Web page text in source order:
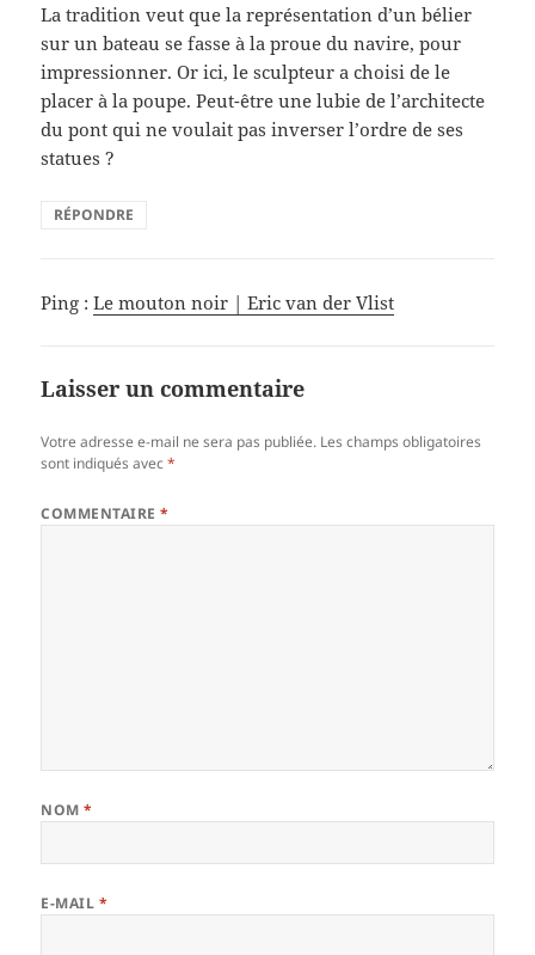
La tradition veut que la représentation d’un bélier
sur un bateau se fasse à la proue du navire, pour
impressionner. Or ici, le sculpteur a choisi de le
placer à la poupe. Peut-être une lubie de l’architecte
du pont qui ne voulait pas inverser l’ordre de ses
statues ?
RÉPONDRE
Ping :Le mouton noir | Eric van der Vlist
Laisser un commentaire
Votre adresse e-mail ne sera pas publiée. Les champs obligatoires
sont indiqués avec*
COMMENTAIRE*
NOM*
E-MAIL *